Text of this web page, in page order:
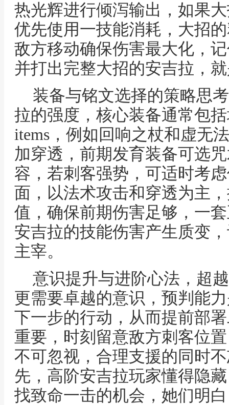
热光辉进行倾泻输出，如果
优先使用一技能消耗，大招
敌方移动确保伤害最大化，
并打出完整大招的安吉拉，
装备与铭文选择的策略思
拉的强度，核心装备通常包
items，例如回响之杖和虚无
加穿透，前期发育装备可选
容，若刺客强势，可适时考
面，以法术攻击和穿透为主
值，确保前期伤害足够，一
安吉拉的技能伤害产生质变
主宰。
意识提升与进阶心法，超
更需要卓越的意识，预判能
下一步的行动，从而提前部
重要，时刻留意敌方刺客位
不可忽视，合理支援的同时
先，高阶安吉拉玩家懂得隐
找致命一击的机会，她们明